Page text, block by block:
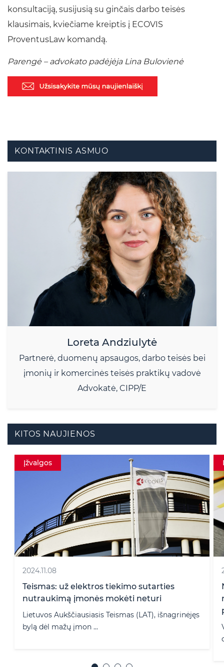
konsultaciją, susijusią su ginčais darbo teisės
klausimais, kviečiame kreiptis į ECOVIS
ProventusLaw komandą.
Parengė – advokato padėjėja Lina Bulovienė
KONTAKTINIS ASMUO
Loreta Andziulytė
Partnerė, duomenų apsaugos, darbo teisės bei
įmonių ir komercinės teisės praktikų vadovė
Advokatė, CIPP/E
KITOS NAUJIENOS
Darbo teisė
2021.04.20
Neturtinės žalos atlyginimas darbdaviui
reiškiant darbuotojui nepagrįstas
pretenzijas – realu ar utopiška?
Vis dažniau darbo bylose galime pamatyti